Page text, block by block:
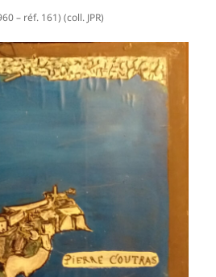
– réf. 161) (coll. JPR)